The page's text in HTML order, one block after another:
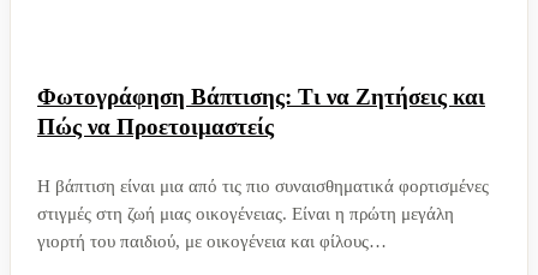
Φωτογράφηση Βάπτισης: Τι να Ζητήσεις και
Πώς να Προετοιμαστείς
Η βάπτιση είναι μια από τις πιο συναισθηματικά φορτισμένες
στιγμές στη ζωή μιας οικογένειας. Είναι η πρώτη μεγάλη
γιορτή του παιδιού, με οικογένεια και φίλους